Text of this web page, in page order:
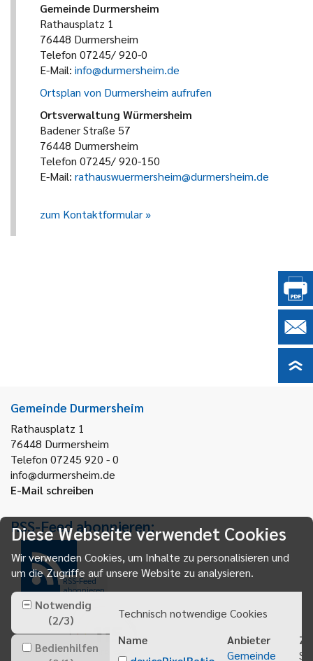
Gemeinde Durmersheim
Rathausplatz 1
76448 Durmersheim
Telefon 07245/ 920-0
E-Mail: info@durmersheim.de
Ortsplan von Durmersheim aufrufen
Ortsverwaltung Würmersheim
Badener Straße 57
76448 Durmersheim
Telefon 07245/ 920-150
E-Mail: rathauswuermersheim@durmersheim.de
zum Kontaktformular
Gemeinde Durmersheim
Rathausplatz 1
76448 Durmersheim
Telefon 07245 920 - 0
info@durmersheim.de
E-Mail schreiben
RSS-Feed abonnieren:
RSS-Feed
abonnieren
Diese Webseite verwendet Cookies
Wir verwenden Cookies, um Inhalte zu personalisieren und
um die Zugriffe auf unsere Website zu analysieren.
Notwendig
(2/3)
Bedienhilfen
Technisch notwendige Cookies
Name
Anbieter
Gemeinde